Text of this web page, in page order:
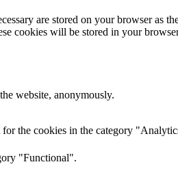
are stored on your browser as
cookies will be stored in your
website, anonymously.
the cookies in the category
"Functional".